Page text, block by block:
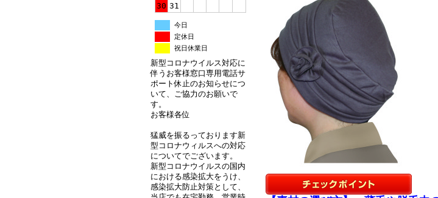
30 31
今日
定休日
祝日休業日
新型コロナウイルス対応に
伴うお客様窓口専用電話サ
ポート休止のお知らせにつ
いて、ご協力のお願いで
す。
お客様各位
猛威を振るっております新
型コロナウィルスへの対応
についてでございます。
新型コロナウイルスの国内
における感染拡大をうけ、
感染拡大防止対策として、
千鳥のような柄が素敵。205ピンクもとっても
思います。寝る時用には、吸汗性の高い綿か
• 2010/11/09 投稿者：N おすすめレベル
母親にプレゼント
夏に入院したため薄地のもの(189のグレー)を
やはり病人のケア用ではないため、使用して
ますので用途に応じて使ってくれるのではな
が、パソコンが使えない方用に近くで手に入
していただいたような(ラッピングに近い包装
• 2010/08/30 投稿者：品川 おすすめレベ
病室で家族が入院しています。就寝時にかぶ
となど、話したら詳しく店員さんが電話で教え
～と思いましたが、電話の応対の感じの良さで